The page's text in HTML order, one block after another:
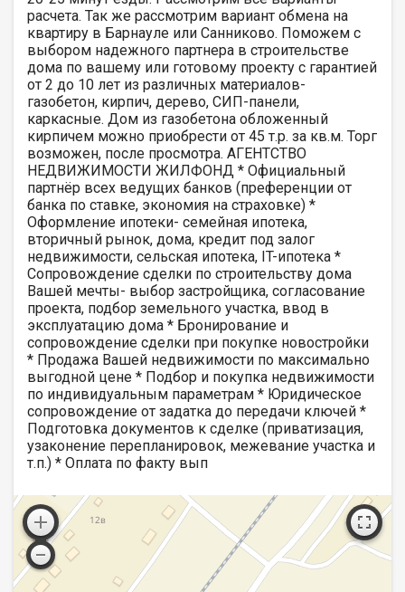
расчета. Так же рассмотрим вариант обмена на
квартиру в Барнауле или Санниково. Поможем с
выбором надежного партнера в строительстве
дома по вашему или готовому проекту с гарантией
от 2 до 10 лет из различных материалов-
газобетон, кирпич, дерево, СИП-панели,
каркасные. Дом из газобетона обложенный
кирпичем можно приобрести от 45 т.р. за кв.м. Торг
возможен, после просмотра. АГЕНТСТВО
НЕДВИЖИМОСТИ ЖИЛФОНД * Официальный
партнёр всех ведущих банков (преференции от
банка по ставке, экономия на страховке) *
Оформление ипотеки- семейная ипотека,
вторичный рынок, дома, кредит под залог
недвижимости, сельская ипотека, IT-ипотека *
Сопровождение сделки по строительству дома
Вашей мечты- выбор застройщика, согласование
проекта, подбор земельного участка, ввод в
эксплуатацию дома * Бронирование и
сопровождение сделки при покупке новостройки
* Продажа Вашей недвижимости по максимально
выгодной цене * Подбор и покупка недвижимости
по индивидуальным параметрам * Юридическое
сопровождение от задатка до передачи ключей *
Подготовка документов к сделке (приватизация,
узаконение перепланировок, межевание участка и
т.п.) * Оплата по факту вып